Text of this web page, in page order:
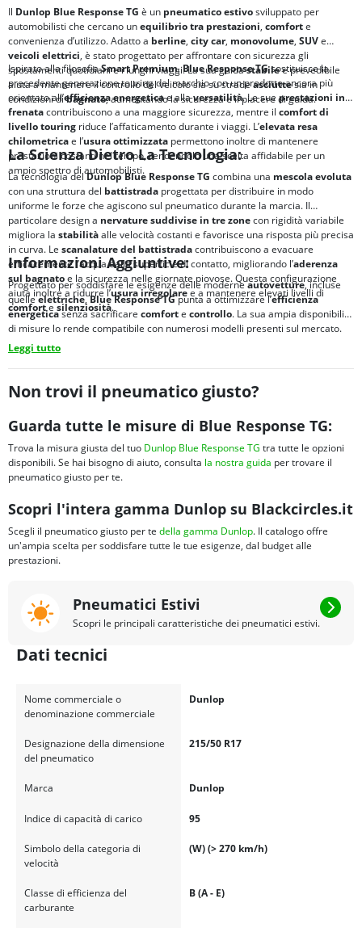
Il Dunlop Blue Response TG è un pneumatico estivosviluppato per
automobilisti che cercano unequilibrio tra prestazioni, comforte
convenienza d’utilizzo. Adatto a berline, city car, monovolume, SUVe
veicoli elettrici, è stato progettato per affrontare con sicurezza gli
spostamenti quotidiani e i lunghi viaggi. La sua guidastabilee prevedibile
aiuta a mantenere il controllo del veicolo sia su stradeasciuttesia in
condizioni dibagnato, aumentando la sicurezza e il piacere di guida.
Ispirato alla filosofiaSmart Premium,Blue Response TGsostituisce la
precedente generazione touring del marchio con un prodotto ancora più
orientato all’efficienza energeticae allaversatilità. Le sueprestazioni in
frenatacontribuiscono a una maggiore sicurezza, mentre il comfort di
livello touring riduce l’affaticamento durante i viaggi. L’elevata resa
chilometricae l’usura ottimizzata permettono inoltre di mantenere
prestazioni costanti nel tempo, rendendolo una scelta affidabile per un
ampio spettro di automobilisti.
La Scienza Dietro La Tecnologia:
La tecnologia delDunlop Blue Response TG combina una mescola evoluta
con una struttura del battistrada progettata per distribuire in modo
uniforme le forze che agiscono sul pneumatico durante la marcia. Il
particolare design a nervature suddivise in tre zonecon rigidità variabile
migliora la stabilitàalle velocità costanti e favorisce una risposta più precisa
in curva. Le scanalature del battistradacontribuiscono a evacuare
efficacemente l’acqua dalla superficie di contatto, migliorando l’aderenza
sul bagnatoe la sicurezza nelle giornate piovose. Questa configurazione
aiuta inoltre a ridurre l’usura irregolaree a mantenere elevati livelli di
comfortesilenziosità.
Informazioni Aggiuntive:
Progettato per soddisfare le esigenze delle moderneautovetture, incluse
quelleelettriche,Blue Response TGpunta a ottimizzare l’efficienza
energeticasenza sacrificare comforte controllo. La sua ampia disponibilità
di misure lo rende compatibile con numerosi modelli presenti sul mercato.
Leggi tutto
Non trovi il pneumatico giusto?
Guarda tutte le misure di Blue Response TG:
Trova la misura giusta del tuo Dunlop Blue Response TG tra tutte le opzioni
disponibili. Se hai bisogno di aiuto, consulta la nostra guida per trovare il
pneumatico giusto per te.
Scopri l'intera gamma Dunlop su Blackcircles.it
Scegli il pneumatico giusto per te della gamma Dunlop. Il catalogo offre
un'ampia scelta per soddisfare tutte le tue esigenze, dal budget alle
prestazioni.
Pneumatici Estivi
Scopri le principali caratteristiche dei pneumatici estivi.
Dati tecnici
Nome commerciale o
denominazione commerciale
Dunlop
Designazione della dimensione
del pneumatico
215/50 R17
Marca Dunlop
Indice di capacità di carico 95
Simbolo della categoria di
velocità
(W) (> 270 km/h)
Classe di efficienza del
carburante
B (A - E)